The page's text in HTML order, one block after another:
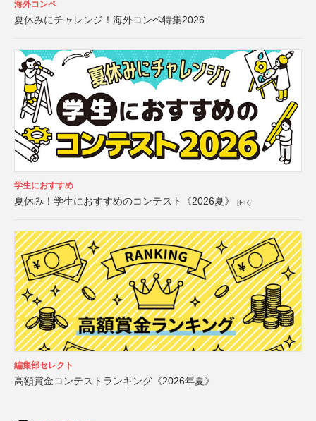
海外コンペ
夏休みにチャレンジ！海外コンペ特集2026
学生におすすめ
夏休み！学生におすすめのコンテスト《2026夏》 [PR]
編集部セレクト
高額賞金コンテストランキング《2026年夏》